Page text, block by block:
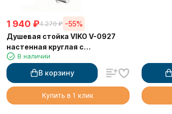
1 940 ₽4 270 ₽ -55%
Душевая стойка VIKO V-0927
настенная круглая с
держателем для лейки, без
комплекта металл/пластик
хром
В наличии
В корзину
Купить в 1 клик